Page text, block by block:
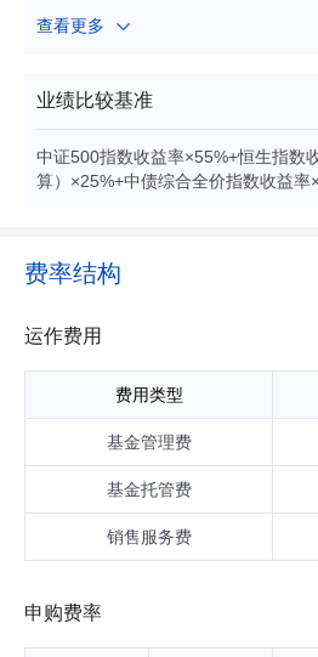
券（包括国债、地方政府债、金融债
支持债券、政府支持机构债、次级债
券）、可交换债券）、资产支持证券
（包括定期存款、协议存款、通知存
他金融工具（但须符合中国证监会的
及存托凭证投资占基金资产的比例为
查看更多
业绩比较基准
中证500指数收益率×55%+恒生指数
算）×25%+中债综合全价指数收益率
费率结构
运作费用
费用类型
基金管理费
基金托管费
销售服务费
申购费率